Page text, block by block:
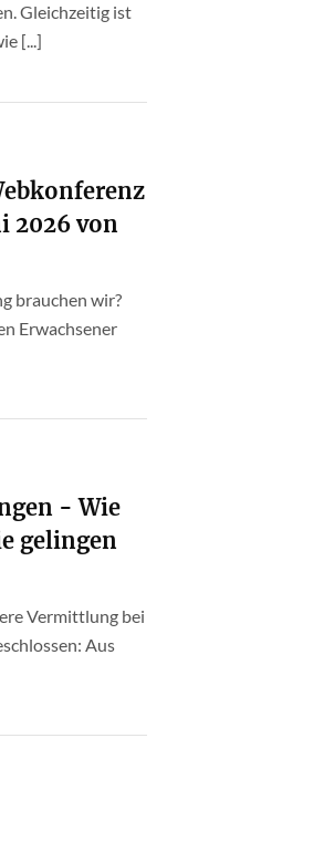
Gleichzeitig ist
[...]
2026 von
brauchen wir?
Erwachsener
- Wie
gelingen
Vermittlung bei
Aus